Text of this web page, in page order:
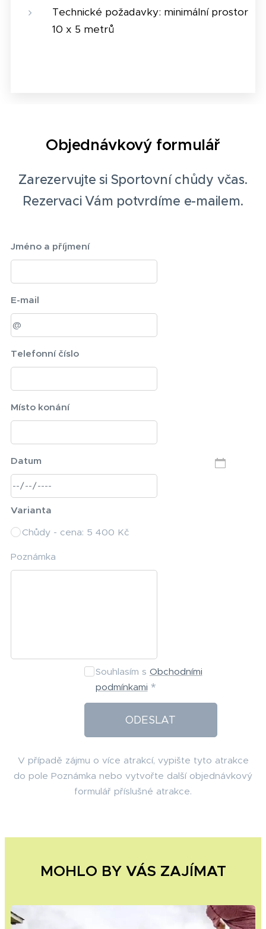
Technické požadavky: minimální prostor
10 x 5 metrů
Objednávkový formulář
Zarezervujte si Sportovní chůdy včas.
Rezervaci Vám potvrdíme e-mailem.
Jméno a příjmení
E-mail
Telefonní číslo
Místo konání
Datum
Varianta
Chůdy - cena: 5 400 Kč
Poznámka
Souhlasím s Obchodními
podmínkami
ODESLAT
V případě zájmu o více atrakcí, vypište tyto atrakce
do pole Poznámka nebo vytvořte další objednávkový
formulář příslušné atrakce.
MOHLO BY VÁS ZAJÍMAT